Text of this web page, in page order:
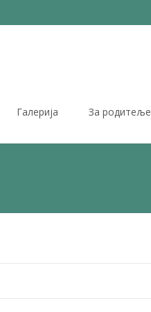
Галерија За родитеље